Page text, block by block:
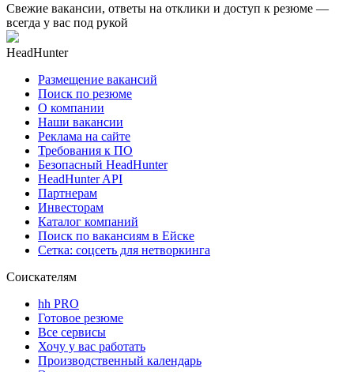
Свежие вакансии, ответы на отклики и доступ к резюме —
всегда у вас под рукой
HeadHunter
Размещение вакансий
Поиск по резюме
О компании
Наши вакансии
Реклама на сайте
Требования к ПО
Безопасный HeadHunter
HeadHunter API
Партнерам
Инвесторам
Каталог компаний
Поиск по вакансиям в Ейске
Сетка: соцсеть для нетворкинга
Соискателям
hh PRO
Готовое резюме
Все сервисы
Хочу у вас работать
Производственный календарь